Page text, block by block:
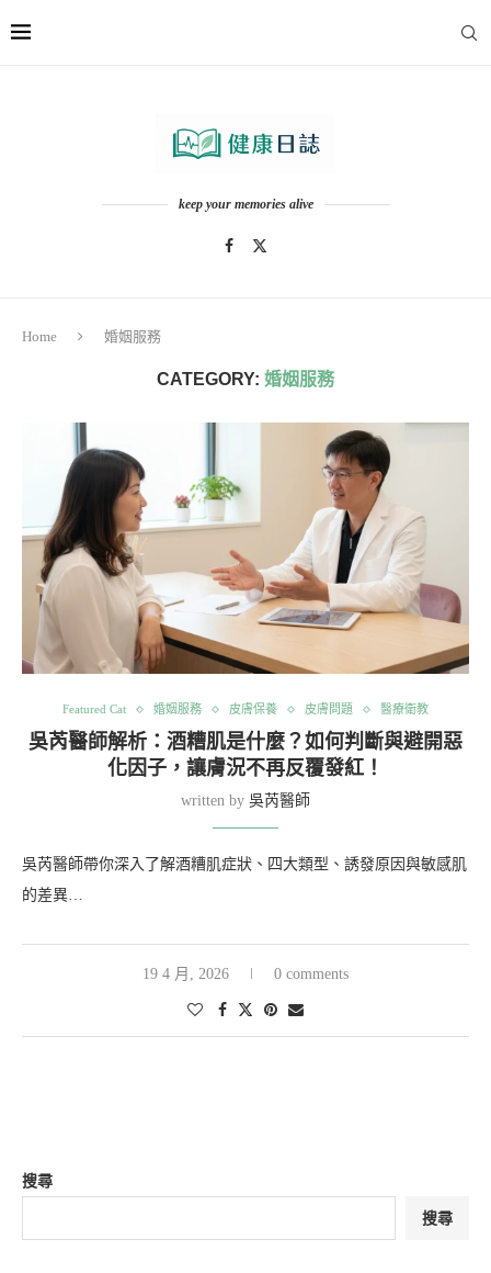
keep your memories alive
Home 婚姻服務
CATEGORY: 婚姻服務
Featured Cat 婚姻服務 皮膚保養 皮膚問題 醫療衛教
吳芮醫師解析：酒糟肌是什麼？如何判斷與避開惡
化因子，讓膚況不再反覆發紅！
written by 吳芮醫師
吳芮醫師帶你深入了解酒糟肌症狀、四大類型、誘發原因與敏感肌
的差異…
19 4 月, 2026 0 comments
搜尋
搜尋